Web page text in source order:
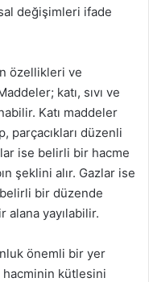
değişimleri ifade
özellikleri ve
katı, sıvı ve
Katı maddeler
parçacıkları düzenli
ise belirli bir hacme
şeklini alır. Gazlar ise
bir düzende
alana yayılabilir.
önemli bir yer
kütlesini